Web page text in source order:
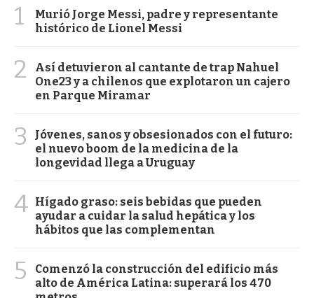
1
Murió Jorge Messi, padre y representante
histórico de Lionel Messi
2
Así detuvieron al cantante de trap Nahuel
One23 y a chilenos que explotaron un cajero
en Parque Miramar
3
Jóvenes, sanos y obsesionados con el futuro:
el nuevo boom de la medicina de la
longevidad llega a Uruguay
4 Hígado graso: seis bebidas que pueden
ayudar a cuidar la salud hepática y los
hábitos que las complementan
5
Comenzó la construcción del edificio más
alto de América Latina: superará los 470